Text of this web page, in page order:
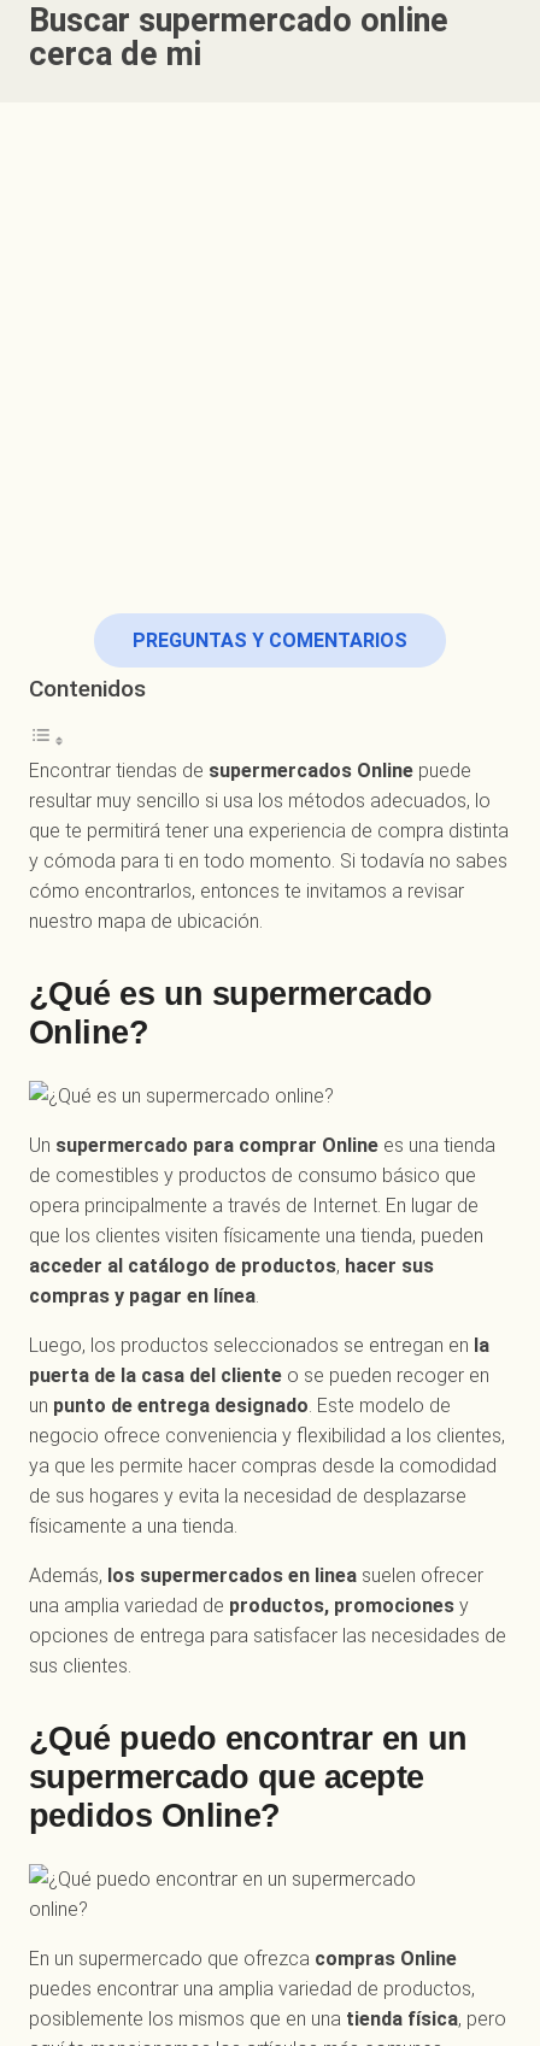
Buscar supermercado online
cerca de mi
PREGUNTAS Y COMENTARIOS
Contenidos
Encontrar tiendas de supermercados Online puede
resultar muy sencillo si usa los métodos adecuados, lo
que te permitirá tener una experiencia de compra distinta
y cómoda para ti en todo momento. Si todavía no sabes
cómo encontrarlos, entonces te invitamos a revisar
nuestro mapa de ubicación.
¿Qué es un supermercado
Online?
Un supermercado para comprar Online es una tienda
de comestibles y productos de consumo básico que
opera principalmente a través de Internet. En lugar de
que los clientes visiten físicamente una tienda, pueden
acceder al catálogo de productos, hacer sus
compras y pagar en línea
Luego, los productos seleccionados se entregan en la
puerta de la casa del cliente o se pueden recoger en
un punto de entrega designado . Este modelo de
negocio ofrece conveniencia y flexibilidad a los clientes,
ya que les permite hacer compras desde la comodidad
de sus hogares y evita la necesidad de desplazarse
físicamente a una tienda.
Además, los supermercados en linea suelen ofrecer
una amplia variedad de productos, promociones y
opciones de entrega para satisfacer las necesidades de
sus clientes.
¿Qué puedo encontrar en un
supermercado que acepte
pedidos Online?
En un supermercado que ofrezca compras Online
puedes encontrar una amplia variedad de productos,
posiblemente los mismos que en una tienda física, pero